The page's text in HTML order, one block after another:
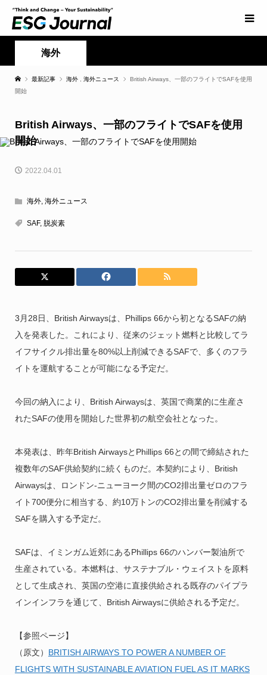
海外
最新記事 海外 海外ニュース
British Airways、一部のフライトでSAFを使用
開始
British Airways、一部のフライトでSAFを使用
開始
2022.04.01
海外, 海外ニュース
SAF, 脱炭素
3月28日、British Airwaysは、Phillips 66から初となるSAFの納
入を発表した。これにより、従来のジェット燃料と比較してラ
イフサイクル排出量を80%以上削減できるSAFで、多くのフラ
イトを運航することが可能になる予定だ。
今回の納入により、British Airwaysは、英国で商業的に生産さ
れたSAFの使用を開始した世界初の航空会社となった。
本発表は、昨年British AirwaysとPhillips 66との間で締結された
複数年のSAF供給契約に続くものだ。本契約により、British
Airwaysは、ロンドン-ニューヨーク間のCO2排出量ゼロのフラ
イト700便分に相当する、約10万トンのCO2排出量を削減する
SAFを購入する予定だ。
SAFは、イミンガム近郊にあるPhillips 66のハンバー製油所で
生産されている。本燃料は、サステナブル・ウェイストを原料
として生成され、英国の空港に直接供給される既存のパイプラ
インインフラを通じて、British Airwaysに供給される予定だ。
【参照ページ】
（原文） BRITISH AIRWAYS TO POWER A NUMBER OF
FLIGHTS WITH SUSTAINABLE AVIATION FUEL AS IT MARKS